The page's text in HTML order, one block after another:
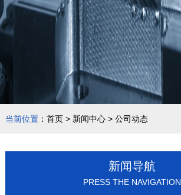
当前位置： 首页> 新闻中心> 公司动态
新闻导航
PRESS THE NAVIGATION